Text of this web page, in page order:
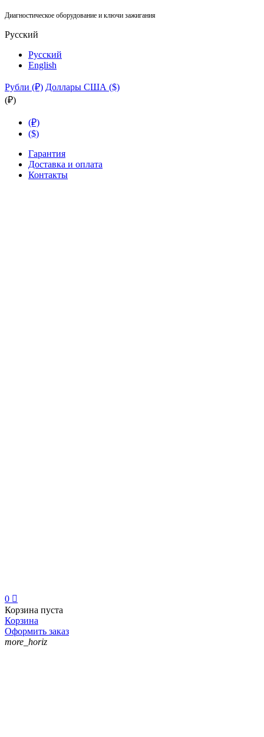
Диагностическое оборудование и ключи зажигания
Русский
Русский
English
Рубли (₽) Доллары США ($)
(₽)
(₽)
($)
Гарантия
Доставка и оплата
Контакты
0 
Корзина пуста
Корзина
Оформить заказ
more_horiz